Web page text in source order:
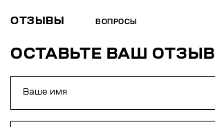
ОТЗЫВЫ ВОПРОСЫ
ОСТАВЬТЕ ВАШ ОТЗЫВ